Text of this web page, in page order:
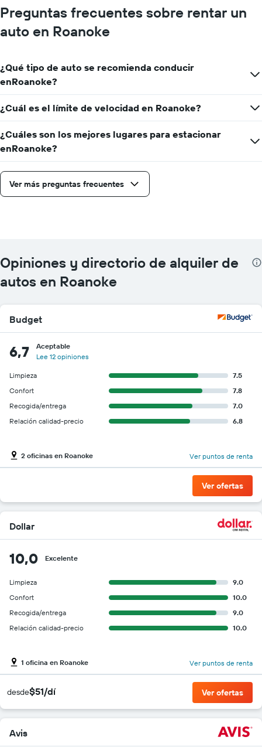
Preguntas frecuentes sobre rentar un
auto en Roanoke
¿Qué tipo de auto se recomienda conducir
enRoanoke?
¿Cuál es el límite de velocidad en Roanoke?
¿Cuáles son los mejores lugares para estacionar
enRoanoke?
Ver más preguntas frecuentes
Opiniones y directorio de alquiler de
autos en Roanoke
Budget
6,7
Aceptable
Lee 12 opiniones
Limpieza
7.5
Confort
7.8
Recogida/entrega
7.0
Relación calidad-precio
6.8
2 oficinas en Roanoke Ver puntos de renta
Ver ofertas
Dollar
10,0 Excelente
Limpieza
9.0
Confort
10.0
Recogida/entrega
9.0
Relación calidad-precio
10.0
1 oficina en Roanoke Ver puntos de renta
desde$51/dí Ver ofertas
Avis